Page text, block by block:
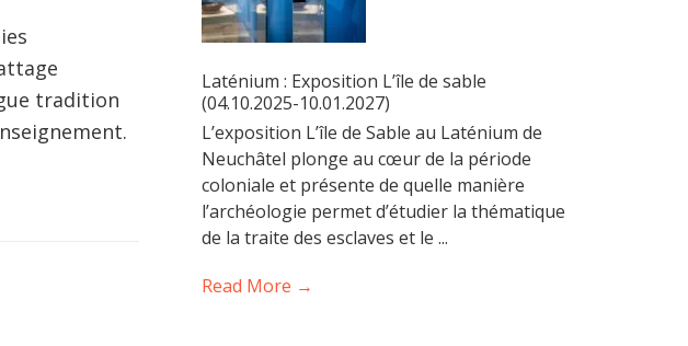
tradition
Laténium : Exposition L’île de sable
(04.10.2025-10.01.2027)
L’exposition L’île de Sable au Laténium de
Neuchâtel plonge au cœur de la période
coloniale et présente de quelle manière
l’archéologie permet d’étudier la thématique
de la traite des esclaves et le ...
Read More →